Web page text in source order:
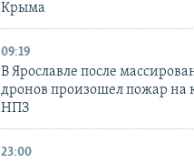
Крыма
09:19
В Ярославле после
дронов произошел пожар на
НПЗ
23:00